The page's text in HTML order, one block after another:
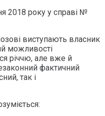
2018 року у справі №
виступають власник
можливості
річчю, але вже й
фактичний
так і